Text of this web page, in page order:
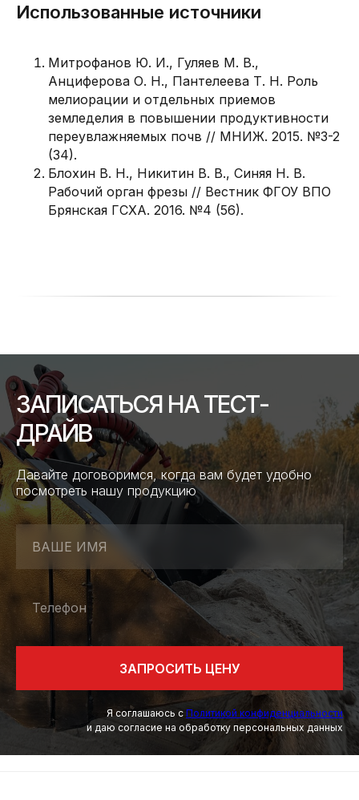
Использованные источники
Митрофанов Ю. И., Гуляев М. В.,
Анциферова О. Н., Пантелеева Т. Н. Роль
мелиорации и отдельных приемов
земледелия в повышении продуктивности
переувлажняемых почв // МНИЖ. 2015. №3-2
(34).
Блохин В. Н., Никитин В. В., Синяя Н. В.
Рабочий орган фрезы // Вестник ФГОУ ВПО
Брянская ГСХА. 2016. №4 (56).
ЗАПИСАТЬСЯ НА ТЕСТ-
ДРАЙВ
Давайте договоримся, когда вам будет удобно
посмотреть нашу продукцию
ВАШЕ ИМЯ
Телефон
ЗАПРОСИТЬ ЦЕНУ
Я соглашаюсь с Политикой конфиденциальности
и даю согласие на обработку персональных данных